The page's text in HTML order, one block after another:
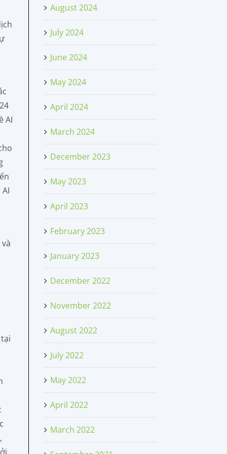
AI
August 2024
July 2024
June 2024
May 2024
April 2024
March 2024
December 2023
May 2023
April 2023
February 2023
January 2023
December 2022
November 2022
August 2022
July 2022
May 2022
April 2022
March 2022